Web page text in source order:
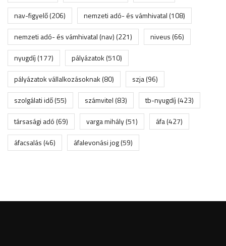
nav-figyelő(206) nemzeti adó- és vámhivatal(108)
nemzeti adó- és vámhivatal (nav)(221) niveus(66)
nyugdíj(177) pályázatok(510)
pályázatok vállalkozásoknak(80) szja(96)
szolgálati idő(55) számvitel(83) tb-nyugdíj(423)
társasági adó(69) varga mihály(51) áfa(427)
áfacsalás(46) áfalevonási jog(59)